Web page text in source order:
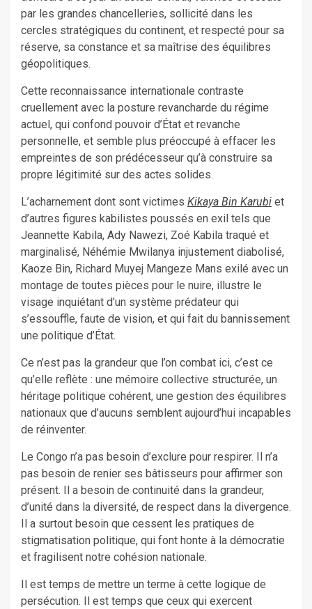
par les grandes chancelleries, sollicité dans les
cercles stratégiques du continent, et respecté pour sa
réserve, sa constance et sa maîtrise des équilibres
géopolitiques.
Cette reconnaissance internationale contraste
cruellement avec la posture revancharde du régime
actuel, qui confond pouvoir d’État et revanche
personnelle, et semble plus préoccupé à effacer les
empreintes de son prédécesseur qu’à construire sa
propre légitimité sur des actes solides.
L’acharnement dont sont victimes Kikaya Bin Karubi et
d’autres figures kabilistes poussés en exil tels que
Jeannette Kabila, Ady Nawezi, Zoé Kabila traqué et
marginalisé, Néhémie Mwilanya injustement diabolisé,
Kaoze Bin, Richard Muyej Mangeze Mans exilé avec un
montage de toutes pièces pour le nuire, illustre le
visage inquiétant d’un système prédateur qui
s’essouffle, faute de vision, et qui fait du bannissement
une politique d’État.
Ce n’est pas la grandeur que l’on combat ici, c’est ce
qu’elle reflète : une mémoire collective structurée, un
héritage politique cohérent, une gestion des équilibres
nationaux que d’aucuns semblent aujourd’hui incapables
de réinventer.
Le Congo n’a pas besoin d’exclure pour respirer. Il n’a
pas besoin de renier ses bâtisseurs pour affirmer son
présent. Il a besoin de continuité dans la grandeur,
d’unité dans la diversité, de respect dans la divergence.
Il a surtout besoin que cessent les pratiques de
stigmatisation politique, qui font honte à la démocratie
et fragilisent notre cohésion nationale.
Il est temps de mettre un terme à cette logique de
persécution. Il est temps que ceux qui exercent